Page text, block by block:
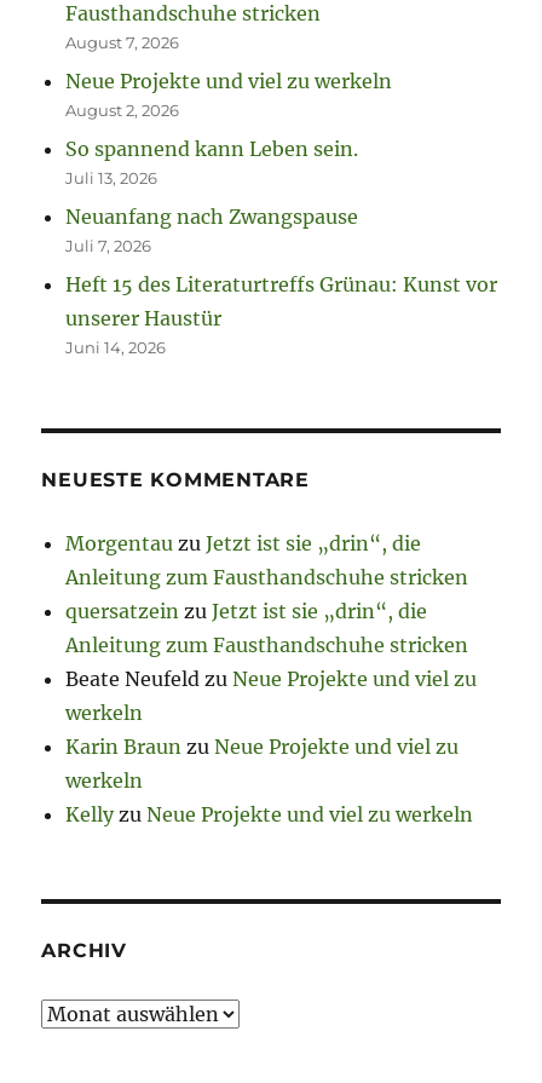
Fausthandschuhe stricken
August 7, 2026
Neue Projekte und viel zu werkeln
August 2, 2026
So spannend kann Leben sein.
Juli 13, 2026
Neuanfang nach Zwangspause
Juli 7, 2026
Heft 15 des Literaturtreffs Grünau: Kunst vor
unserer Haustür
Juni 14, 2026
NEUESTE KOMMENTARE
Morgentau zuJetzt ist sie „drin“, die
Anleitung zum Fausthandschuhe stricken
quersatzein zuJetzt ist sie „drin“, die
Anleitung zum Fausthandschuhe stricken
Beate Neufeld zuNeue Projekte und viel zu
werkeln
Karin Braun zuNeue Projekte und viel zu
werkeln
KellyzuNeue Projekte und viel zu werkeln
ARCHIV
Archiv